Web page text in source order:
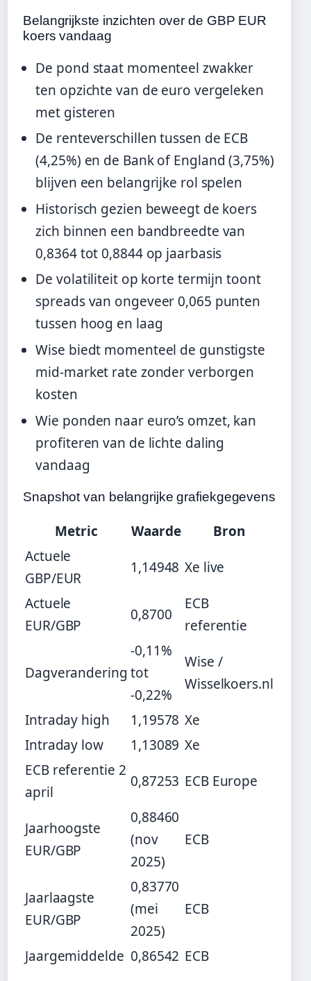
Belangrijkste inzichten over de GBP EUR
koers vandaag
De pond staat momenteel zwakker
ten opzichte van de euro vergeleken
met gisteren
De renteverschillen tussen de ECB
(4,25%) en de Bank of England (3,75%)
blijven een belangrijke rol spelen
Historisch gezien beweegt de koers
zich binnen een bandbreedte van
0,8364 tot 0,8844 op jaarbasis
De volatiliteit op korte termijn toont
spreads van ongeveer 0,065 punten
tussen hoog en laag
Wise biedt momenteel de gunstigste
mid-market rate zonder verborgen
kosten
Wie ponden naar euro’s omzet, kan
profiteren van de lichte daling
vandaag
Snapshot van belangrijke grafiekgegevens
Metric Waarde
Bron
Actuele
GBP/EUR
1,14948 Xe live
Actuele
EUR/GBP
0,8700
ECB
referentie
Dagverandering
-0,11%
tot
-0,22%
Wise /
Wisselkoers.nl
Intraday high
1,19578 Xe
Intraday low
1,13089 Xe
ECB referentie 2
april
0,87253 ECB Europe
Jaarhoogste
EUR/GBP
0,88460
(nov
2025)
ECB
Jaarlaagste
EUR/GBP
0,83770
(mei
2025)
ECB
Jaargemiddelde 0,86542 ECB